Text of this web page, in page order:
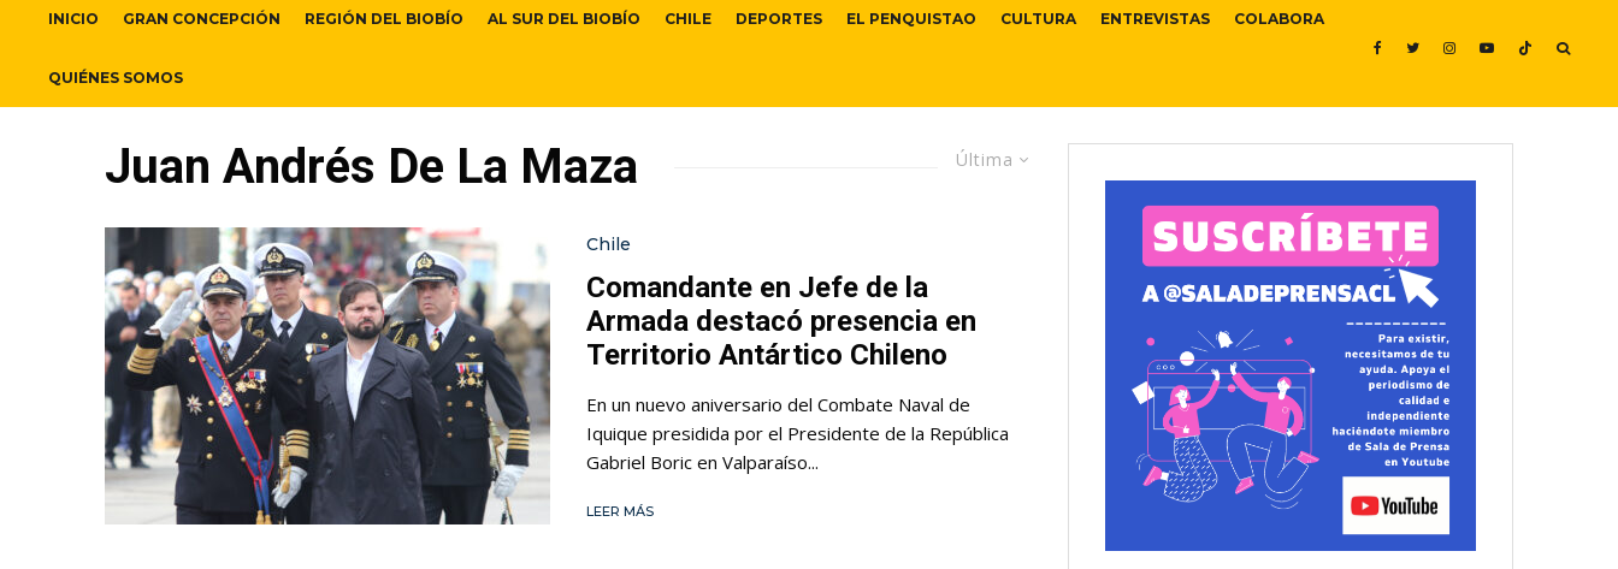
INICIO GRAN CONCEPCIÓN REGIÓN DEL BIOBÍO AL SUR DEL BIOBÍO CHILE DEPORTES EL PENQUISTAO CULTURA ENTREVISTAS COLABORA
QUIÉNES SOMOS
Última
Juan Andrés De La Maza
Chile
Comandante en Jefe de la
Armada destacó presencia en
Territorio Antártico Chileno
En un nuevo aniversario del Combate Naval de
Iquique presidida por el Presidente de la República
Gabriel Boric en Valparaíso...
LEER MÁS